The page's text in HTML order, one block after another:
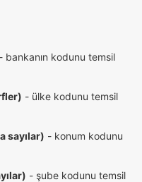
- bankanın kodunu temsil
- ülke kodunu temsil
sayılar) - konum kodunu
- şube kodunu temsil